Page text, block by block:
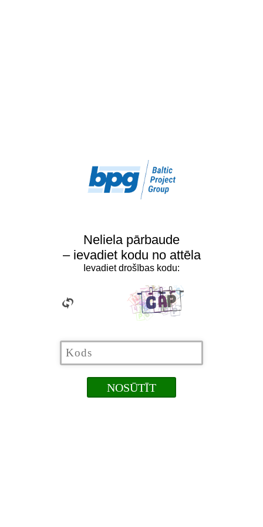
Neliela pārbaude
– ievadiet kodu no attēla
Ievadiet drošības kodu: